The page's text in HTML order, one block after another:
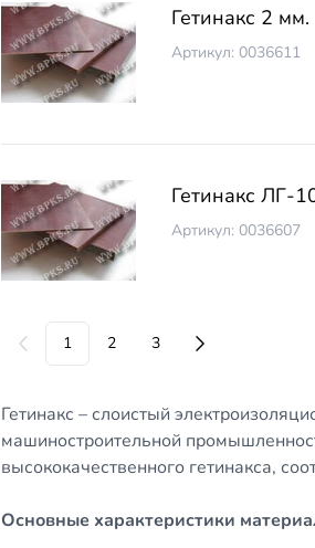
Гетинакс 2 мм.
Артикул: 0036611
Гетинакс ЛГ-
Артикул: 0036607
1 2 3
Гетинакс – слоистый
машиностроительной
высококачественного гетинакса,
Основные характеристики